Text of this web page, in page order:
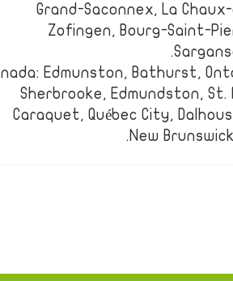
Grand-Saconnex, La
Zofingen, Bourg-Saint-
Edmunston, Bathurst,
Sherbrooke, Edmundston,
Caraquet, Québec City,
New